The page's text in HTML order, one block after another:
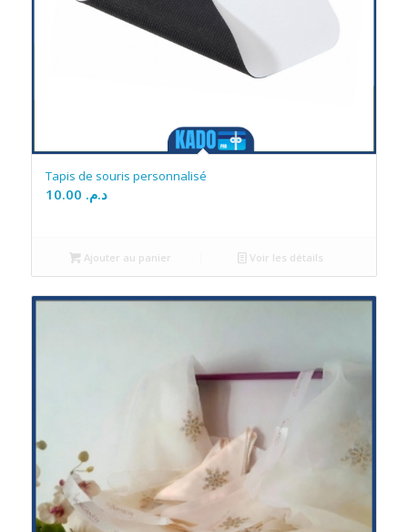
Tapis de souris personnalisé
د.م.
Ajouter au panier Voir les détails